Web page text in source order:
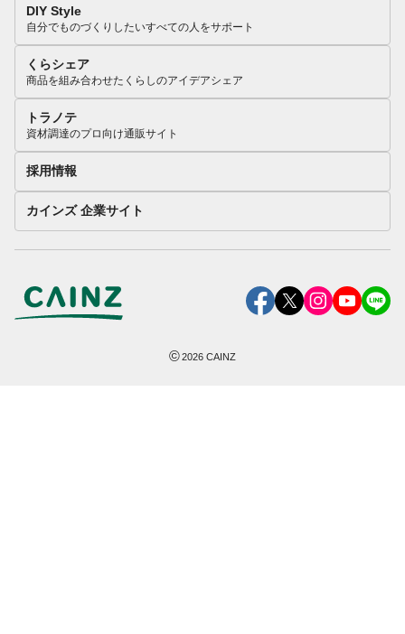
DIY Style
自分でものづくりしたいすべての人をサポート
くらシェア
商品を組み合わせたくらしのアイデアシェア
トラノテ
資材調達のプロ向け通販サイト
採用情報
カインズ 企業サイト
©2026 CAINZ